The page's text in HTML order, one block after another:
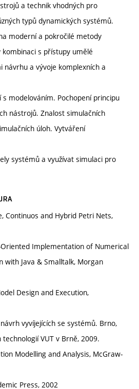
a technik vhodných pro
typů dynamických systémů.
moderní a pokročilé metody
s přístupy umělé
návrhu a vývoje komplexních a
modelováním. Pochopení principu
nástrojů. Znalost simulačních
úloh. Vytváření
systémů a využívat simulaci pro
Continuos and Hybrid Petri Nets,
Implementation of Numerical
with Java & Smalltalk, Morgan
Design and Execution,
vyvíjejících se systémů. Brno,
VUT v Brně, 2009.
Modelling and Analysis, McGraw-
Press, 2002